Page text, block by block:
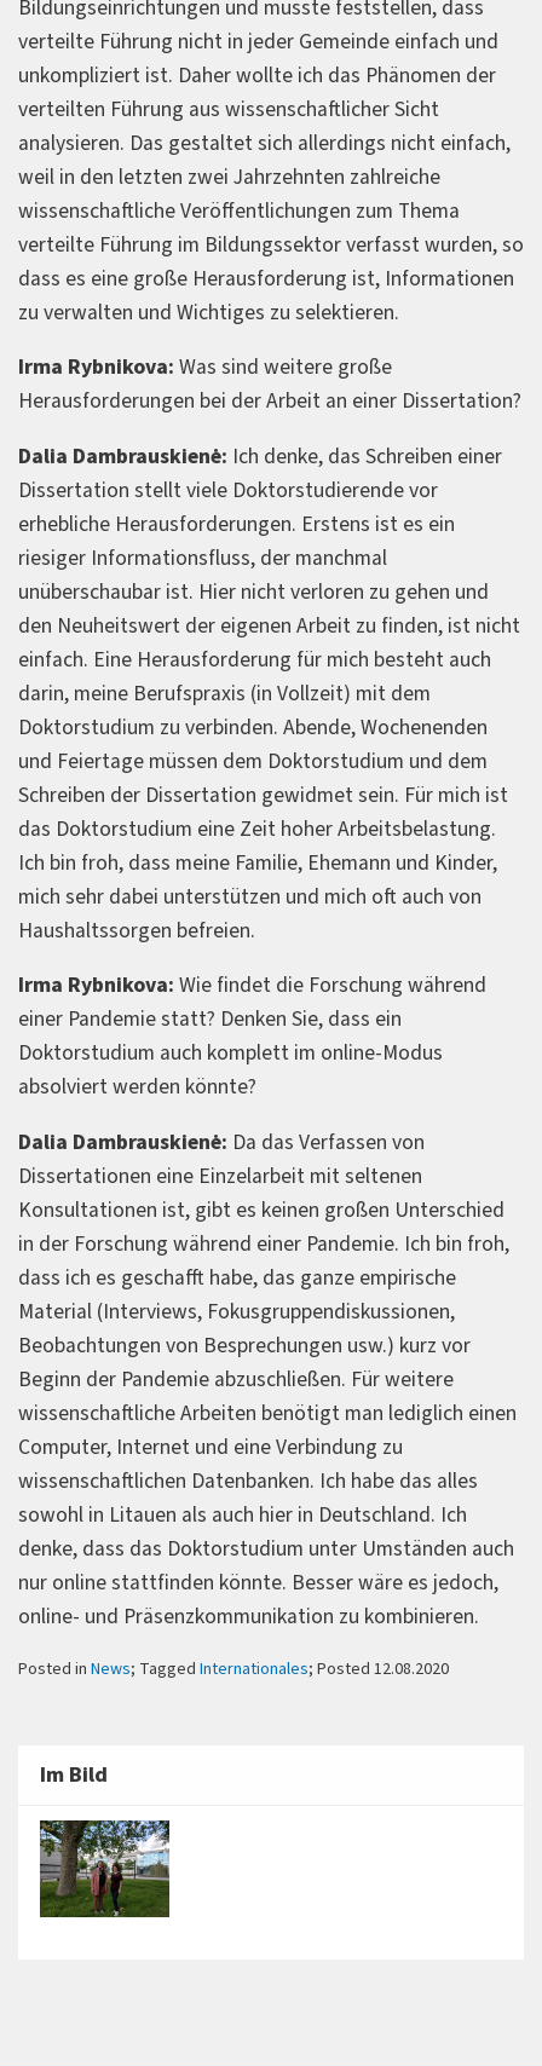
Bildungseinrichtungen und musste feststellen, dass
verteilte Führung nicht in jeder Gemeinde einfach und
unkompliziert ist. Daher wollte ich das Phänomen der
verteilten Führung aus wissenschaftlicher Sicht
analysieren. Das gestaltet sich allerdings nicht einfach,
weil in den letzten zwei Jahrzehnten zahlreiche
wissenschaftliche Veröffentlichungen zum Thema
verteilte Führung im Bildungssektor verfasst wurden, so
dass es eine große Herausforderung ist, Informationen
zu verwalten und Wichtiges zu selektieren.
Irma Rybnikova: Was sind weitere große
Herausforderungen bei der Arbeit an einer Dissertation?
Dalia Dambrauskienė: Ich denke, das Schreiben einer
Dissertation stellt viele Doktorstudierende vor
erhebliche Herausforderungen. Erstens ist es ein
riesiger Informationsfluss, der manchmal
unüberschaubar ist. Hier nicht verloren zu gehen und
den Neuheitswert der eigenen Arbeit zu finden, ist nicht
einfach. Eine Herausforderung für mich besteht auch
darin, meine Berufspraxis (in Vollzeit) mit dem
Doktorstudium zu verbinden. Abende, Wochenenden
und Feiertage müssen dem Doktorstudium und dem
Schreiben der Dissertation gewidmet sein. Für mich ist
das Doktorstudium eine Zeit hoher Arbeitsbelastung.
Ich bin froh, dass meine Familie, Ehemann und Kinder,
mich sehr dabei unterstützen und mich oft auch von
Haushaltssorgen befreien.
Irma Rybnikova: Wie findet die Forschung während
einer Pandemie statt? Denken Sie, dass ein
Doktorstudium auch komplett im online-Modus
absolviert werden könnte?
Dalia Dambrauskienė: Da das Verfassen von
Dissertationen eine Einzelarbeit mit seltenen
Konsultationen ist, gibt es keinen großen Unterschied
in der Forschung während einer Pandemie. Ich bin froh,
dass ich es geschafft habe, das ganze empirische
Material (Interviews, Fokusgruppendiskussionen,
Beobachtungen von Besprechungen usw.) kurz vor
Beginn der Pandemie abzuschließen. Für weitere
wissenschaftliche Arbeiten benötigt man lediglich einen
Computer, Internet und eine Verbindung zu
wissenschaftlichen Datenbanken. Ich habe das alles
sowohl in Litauen als auch hier in Deutschland. Ich
denke, dass das Doktorstudium unter Umständen auch
nur online stattfinden könnte. Besser wäre es jedoch,
online- und Präsenzkommunikation zu kombinieren.
Posted in News; Tagged Internationales; Posted 12.08.2020
Im Bild